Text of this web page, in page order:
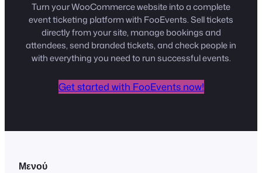
Turn your WooCommerce website into a complete
event ticketing platform with FooEvents. Sell tickets
directly from your site, manage bookings and
attendees, send branded tickets, and check people in
with everything you need to run successful events.
Get started with FooEvents now!
Μενού